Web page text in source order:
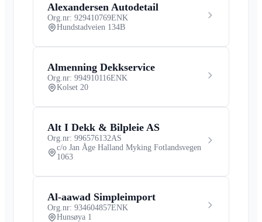
Alexandersen Autodetail
Org.nr: 929410769ENK
Hundstadveien 134B
Almenning Dekkservice
Org.nr: 994910116ENK
Kolset 20
Alt I Dekk & Bilpleie AS
Org.nr: 996576132AS
c/o Jan Åge Halland Myking Fotlandsvegen
1063
Al-aawad Simpleimport
Org.nr: 934604857ENK
Hunsøya 1